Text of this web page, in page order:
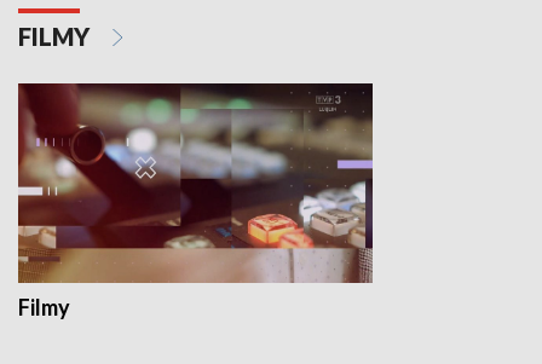
FILMY
Filmy